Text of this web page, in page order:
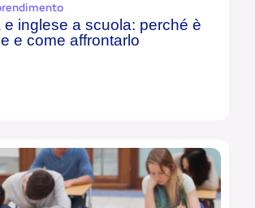
e inglese a scuola: perché è
e come affrontarlo